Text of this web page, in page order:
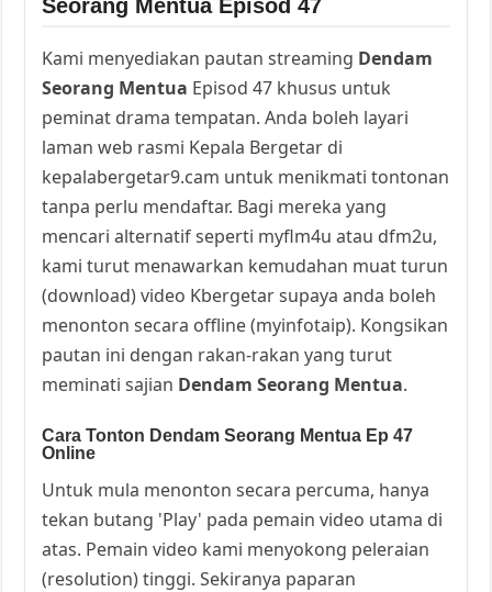
Seorang Mentua Episod 47
Kami menyediakan pautan streaming Dendam
Seorang Mentua Episod 47 khusus untuk
peminat drama tempatan. Anda boleh layari
laman web rasmi Kepala Bergetar di
kepalabergetar9.cam untuk menikmati tontonan
tanpa perlu mendaftar. Bagi mereka yang
mencari alternatif seperti myflm4u atau dfm2u,
kami turut menawarkan kemudahan muat turun
(download) video Kbergetar supaya anda boleh
menonton secara offline (myinfotaip). Kongsikan
pautan ini dengan rakan-rakan yang turut
meminati sajian Dendam Seorang Mentua.
Cara Tonton Dendam Seorang Mentua Ep 47
Online
Untuk mula menonton secara percuma, hanya
tekan butang 'Play' pada pemain video utama di
atas. Pemain video kami menyokong peleraian
(resolution) tinggi. Sekiranya paparan